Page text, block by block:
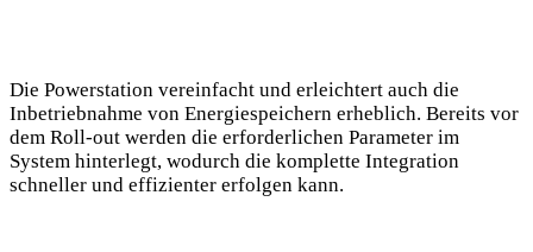
Die Powerstation vereinfacht und erleichtert auch die
Inbetriebnahme von Energiespeichern erheblich. Bereits vor
dem Roll-out werden die erforderlichen Parameter im
System hinterlegt, wodurch die komplette Integration
schneller und effizienter erfolgen kann.